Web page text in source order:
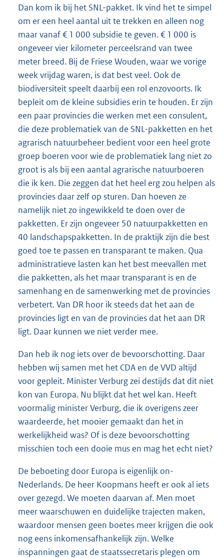
Dan kom ik bij het SNL-pakket. Ik vind het te simpel
om er een heel aantal uit te trekken en alleen nog
maar vanaf € 1 000 subsidie te geven. € 1 000 is
ongeveer vier kilometer perceelsrand van twee
meter breed. Bij de Friese Wouden, waar we vorige
week vrijdag waren, is dat best veel. Ook de
biodiversiteit speelt daarbij een rol enzovoorts. Ik
bepleit om de kleine subsidies erin te houden. Er zijn
een paar provincies die werken met een consulent,
die deze problematiek van de SNL-pakketten en het
agrarisch natuurbeheer bedient voor een heel grote
groep boeren voor wie de problematiek lang niet zo
groot is als bij een aantal agrarische natuurboeren
die ik ken. Die zeggen dat het heel erg zou helpen als
provincies daar zelf op sturen. Dan hoeven ze
namelijk niet zo ingewikkeld te doen over de
pakketten. Er zijn ongeveer 50 natuurpakketten en
40 landschapspakketten. In de praktijk zijn die best
goed toe te passen en transparant te maken. Qua
administratieve lasten kan het best meevallen met
die pakketten, als het maar transparant is en de
samenhang en de samenwerking met de provincies
verbetert. Van DR hoor ik steeds dat het aan de
provincies ligt en van de provincies dat het aan DR
ligt. Daar kunnen we niet verder mee.
Dan heb ik nog iets over de bevoorschotting. Daar
hebben wij samen met het CDA en de VVD altijd
voor gepleit. Minister Verburg zei destijds dat dit niet
kon van Europa. Nu blijkt dat het wel kan. Heeft
voormalig minister Verburg, die ik overigens zeer
waardeerde, het mooier gemaakt dan het in
werkelijkheid was? Of is deze bevoorschotting
misschien toch een dooie mus en mag het echt niet?
De beboeting door Europa is eigenlijk on-
Nederlands. De heer Koopmans heeft er ook al iets
over gezegd. We moeten daarvan af. Men moet
meer waarschuwen en duidelijke trajecten maken,
waardoor mensen geen boetes meer krijgen die ook
nog eens inkomensafhankelijk zijn. Welke
inspanningen gaat de staatssecretaris plegen om